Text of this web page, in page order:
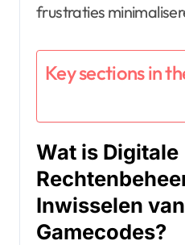
frustraties
Key sections in
Wat is Digitale
Inwisselen
Gamecodes?